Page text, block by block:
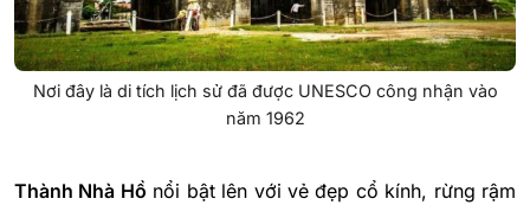
Nơi đây là di tích lịch sử đã được UNESCO công nhận vào
năm 1962
Thành Nhà Hồ nổi bật lên với vẻ đẹp cổ kính, rừng rậm